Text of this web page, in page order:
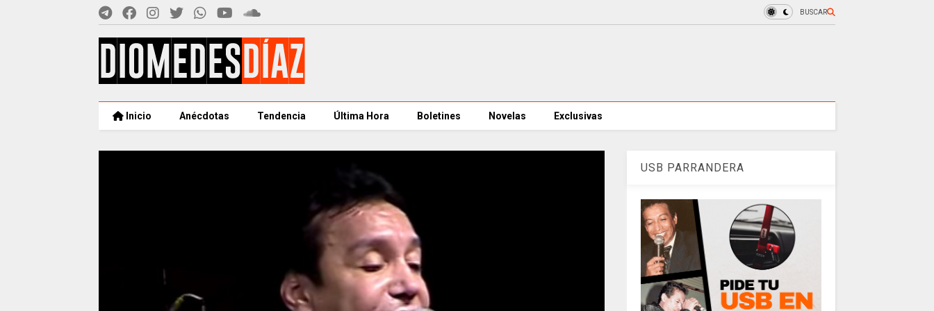
BUSCAR
Inicio Anécdotas Tendencia Última Hora Boletines Novelas Exclusivas
USB PARRANDERA